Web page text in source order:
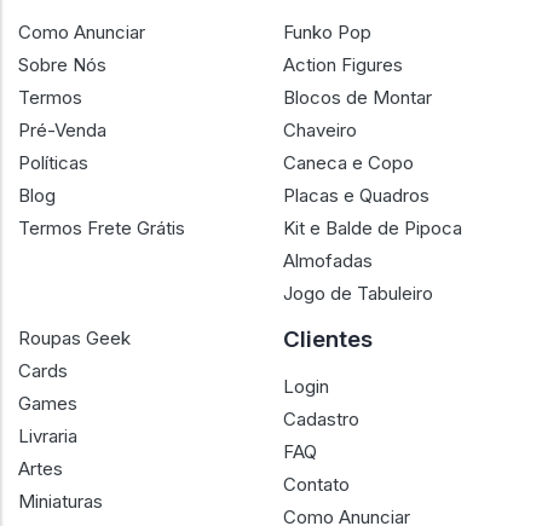
Como Anunciar
Sobre Nós
Termos
Pré-Venda
Políticas
Blog
Termos Frete Grátis
Funko Pop
Action Figures
Blocos de Montar
Chaveiro
Caneca e Copo
Placas e Quadros
Kit e Balde de Pipoca
Almofadas
Jogo de Tabuleiro
Roupas Geek
Cards
Games
Livraria
Artes
Miniaturas
Clientes
Login
Cadastro
FAQ
Contato
Como Anunciar